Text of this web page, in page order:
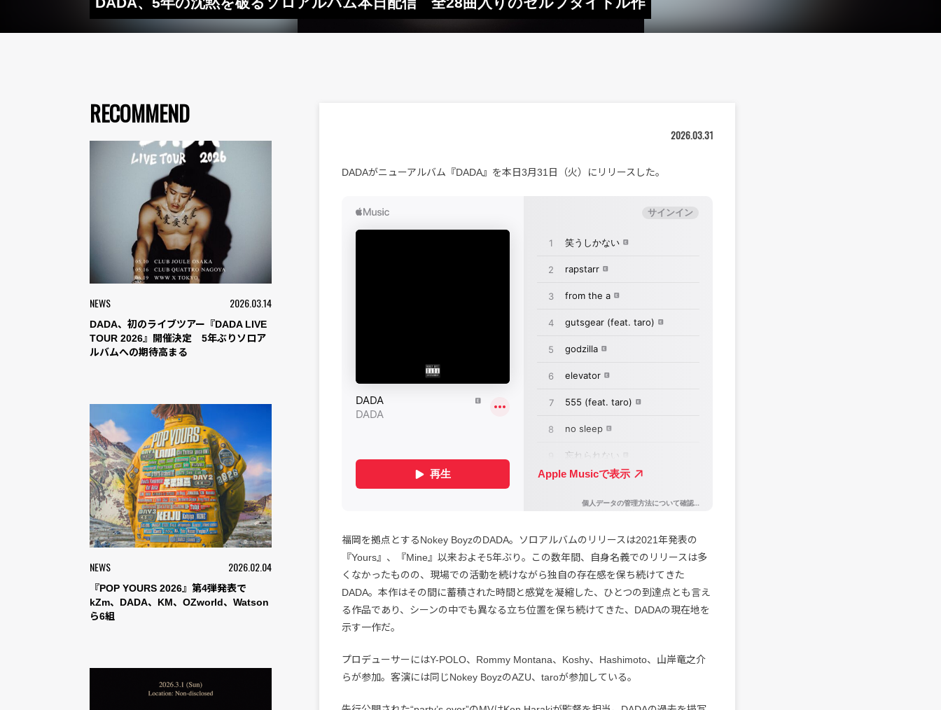
RECOMMEND
NEWS 2026.03.14
DADA、初のライブツアー『DADA LIVE
TOUR 2026』開催決定 5年ぶりソロア
ルバムへの期待高まる
NEWS 2026.02.04
『POP YOURS 2026』第4弾発表で
kZm、DADA、KM、OZworld、Watson
ら6組
2026.03.31
DADAがニューアルバム『DADA』を本日3月31日（火）にリリースした。
福岡を拠点とするNokey BoyzのDADA。ソロアルバムのリリースは2021年発表の
『Yours』、『Mine』以来およそ5年ぶり。この数年間、自身名義でのリリースは多
くなかったものの、現場での活動を続けながら独自の存在感を保ち続けてきた
DADA。本作はその間に蓄積された時間と感覚を凝縮した、ひとつの到達点とも言え
る作品であり、シーンの中でも異なる立ち位置を保ち続けてきた、DADAの現在地を
示す一作だ。
プロデューサーにはY-POLO、Rommy Montana、Koshy、Hashimoto、山岸竜之介
らが参加。客演には同じNokey BoyzのAZU、taroが参加している。